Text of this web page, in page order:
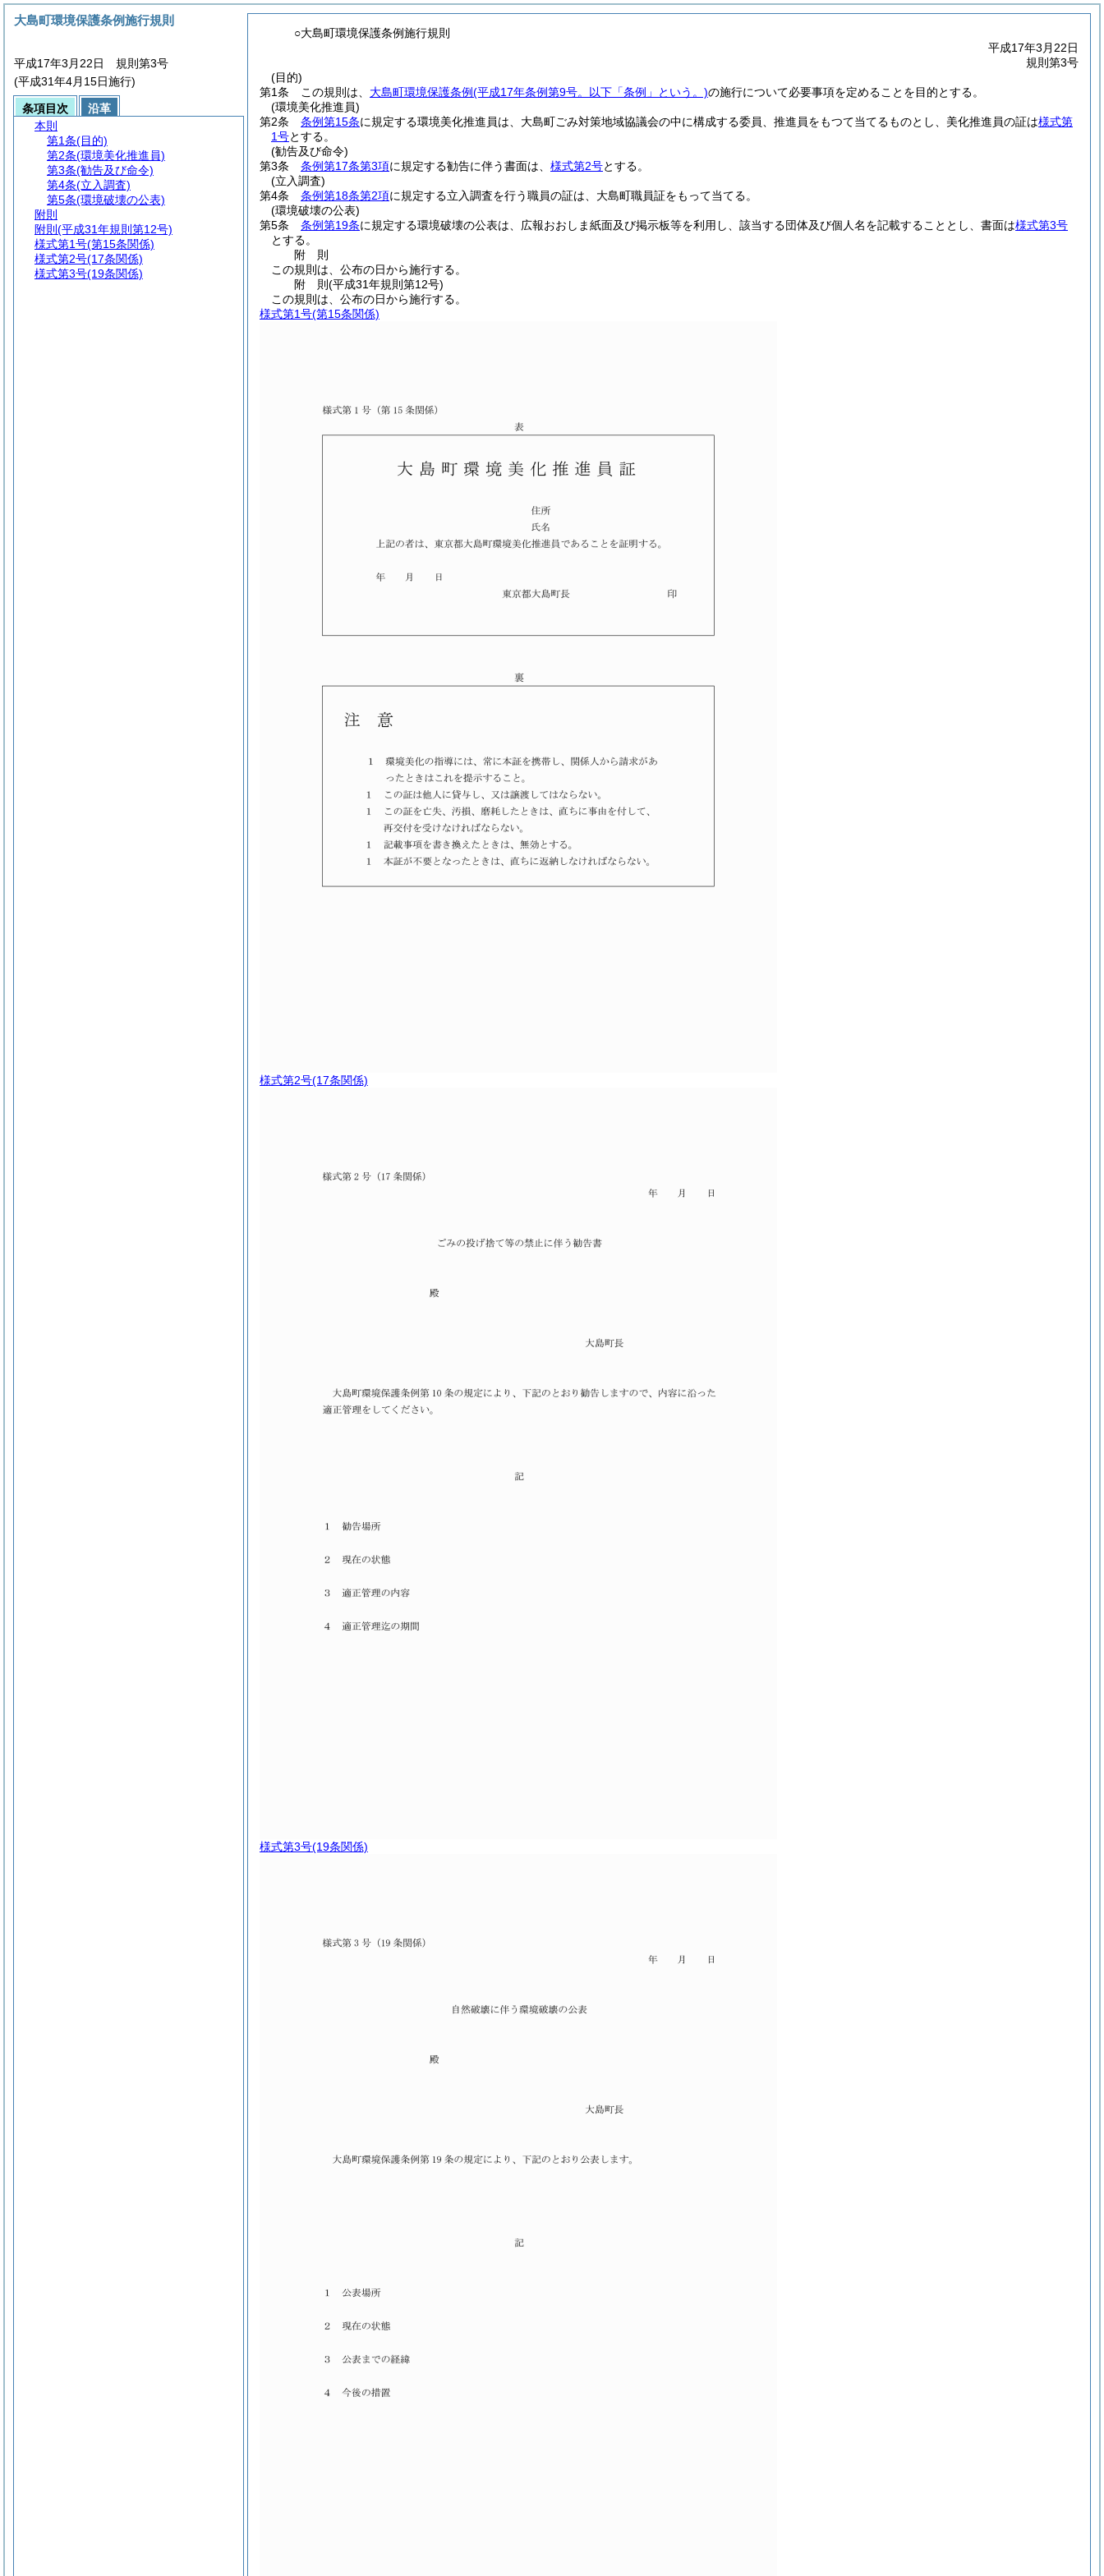
○大島町環境保護条例施行規則
平成17年3月22日
規則第3号
(目的)
第1条
この規則は、 大島町環境保護条例(平成17年条例第9号。以下「条例」という。)の施行について必要事項を定めることを目的とする。
(環境美化推進員)
第2条
条例第15条に規定する環境美化推進員は、大島町ごみ対策地域協議会の中に構成する委員、推進員をもつて当てるものとし、美化推進員の証は様式第
1号とする。
(勧告及び命令)
第3条
条例第17条第3項に規定する勧告に伴う書面は、 様式第2号とする。
(立入調査)
第4条
条例第18条第2項に規定する立入調査を行う職員の証は、大島町職員証をもって当てる。
(環境破壊の公表)
第5条
条例第19条に規定する環境破壊の公表は、広報おおしま紙面及び掲示板等を利用し、該当する団体及び個人名を記載することとし、書面は様式第3号
とする。
附 則
この規則は、公布の日から施行する。
附 則(平成31年規則第12号)
この規則は、公布の日から施行する。
様式第1号(第15条関係)
様式第2号(17条関係)
様式第3号(19条関係)
大島町環境保護条例施行規則
平成17年3月22日 規則第3号
(平成31年4月15日施行)
条項目次
沿革
本則
第1条(目的)
第2条(環境美化推進員)
第3条(勧告及び命令)
第4条(立入調査)
第5条(環境破壊の公表)
附則
附則 (平成31年規則第12号)
様式第1号(第15条関係)
様式第2号(17条関係)
様式第3号(19条関係)